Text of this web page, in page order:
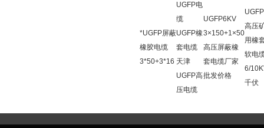
*UGFP屏蔽
橡胶电缆
3*50+3*16
UGFP电
缆
UGFP橡
套电缆
天津
UGFP高
压电缆
UGFP6KV
3×150+1×50
高压屏蔽橡
套电缆厂家
批发价格
UGFP
高压
用橡
软电
6/
千伏